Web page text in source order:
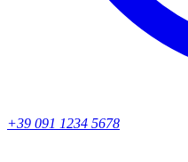
+39 091 1234 5678